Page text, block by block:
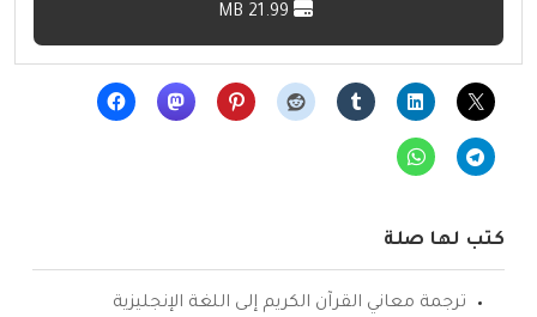
كتب لها صلة
ترجمة معاني القرآن الكريم إلى اللغة الإنجليزية